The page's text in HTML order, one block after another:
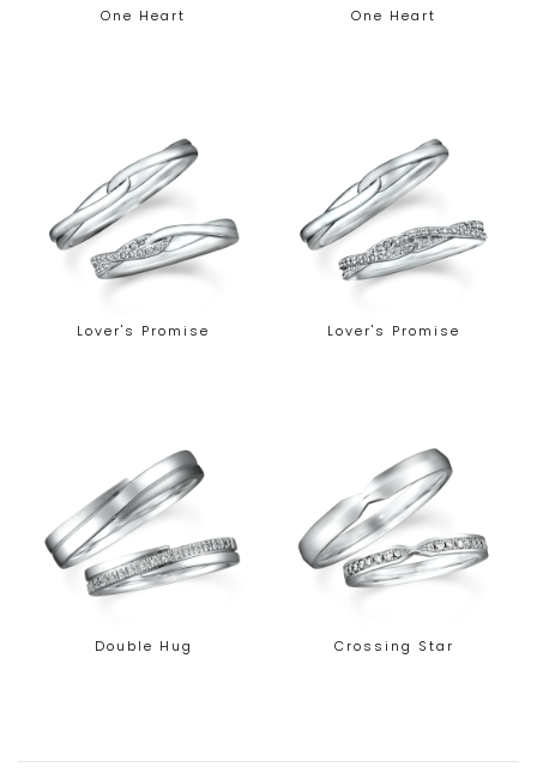
One Heart One Heart
Lover's Promise Lover's Promise
Double Hug Crossing Star